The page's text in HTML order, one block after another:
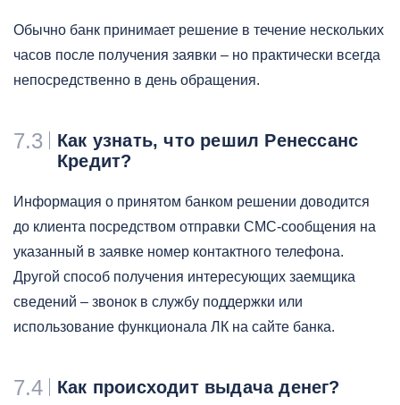
Обычно банк принимает решение в течение нескольких
часов после получения заявки – но практически всегда
непосредственно в день обращения.
7.3
Как узнать, что решил Ренессанс
Кредит?
Информация о принятом банком решении доводится
до клиента посредством отправки СМС-сообщения на
указанный в заявке номер контактного телефона.
Другой способ получения интересующих заемщика
сведений – звонок в службу поддержки или
использование функционала ЛК на сайте банка.
7.4 Как происходит выдача денег?